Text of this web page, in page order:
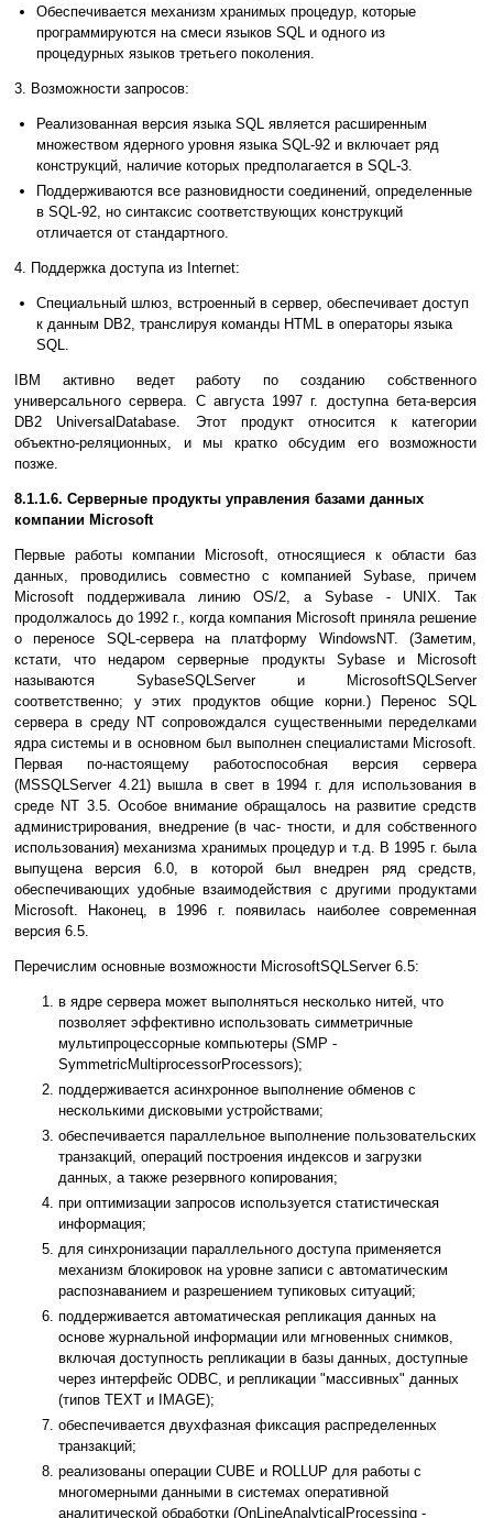
Обеспечивается механизм хранимых процедур, которые
программируются на смеси языков SQL и одного из
процедурных языков третьего поколения.
3. Возможности запросов:
Реализованная версия языка SQL является расширенным
множеством ядерного уровня языка SQL-92 и включает ряд
конструкций, наличие которых предполагается в SQL-3.
Поддерживаются все разновидности соединений, определенные
в SQL-92, но синтаксис соответствующих конструкций
отличается от стандартного.
4. Поддержка доступа из Internet:
Специальный шлюз, встроенный в сервер, обеспечивает доступ
к данным DB2, транслируя команды HTML в операторы языка
SQL.
IBM активно ведет работу по созданию собственного
универсального сервера. С августа 1997 г. доступна бета-версия
DB2 UniversalDatabase. Этот продукт относится к категории
объектно-реляционных, и мы кратко обсудим его возможности
позже.
8.1.1.6. Серверные продукты управления базами данных
компании Microsoft
Первые работы компании Microsoft, относящиеся к области баз
данных, проводились совместно с компанией Sybase, причем
Microsoft поддерживала линию OS/2, а Sybase - UNIX. Так
продолжалось до 1992 г., когда компания Microsoft приняла решение
о переносе SQL-сервера на платформу WindowsNT. (Заметим,
кстати, что недаром серверные продукты Sybase и Microsoft
называются SybaseSQLServer и MicrosoftSQLServer
соответственно; у этих продуктов общие корни.) Перенос SQL
сервера в среду NT сопровождался существенными переделками
ядра системы и в основном был выполнен специалистами Microsoft.
Первая по-настоящему работоспособная версия сервера
(MSSQLServer 4.21) вышла в свет в 1994 г. для использования в
среде NT 3.5. Особое внимание обращалось на развитие средств
администрирования, внедрение (в час- тности, и для собственного
использования) механизма хранимых процедур и т.д. В 1995 г. была
выпущена версия 6.0, в которой был внедрен ряд средств,
обеспечивающих удобные взаимодействия с другими продуктами
Microsoft. Наконец, в 1996 г. появилась наиболее современная
версия 6.5.
Перечислим основные возможности MicrosoftSQLServer 6.5:
в ядре сервера может выполняться несколько нитей, что
позволяет эффективно использовать симметричные
мультипроцессорные компьютеры (SMP -
SymmetricMultiprocessorProcessors);
поддерживается асинхронное выполнение обменов с
несколькими дисковыми устройствами;
обеспечивается параллельное выполнение пользовательских
транзакций, операций построения индексов и загрузки
данных, а также резервного копирования;
при оптимизации запросов используется статистическая
информация;
для синхронизации параллельного доступа применяется
механизм блокировок на уровне записи с автоматическим
распознаванием и разрешением тупиковых ситуаций;
поддерживается автоматическая репликация данных на
основе журнальной информации или мгновенных снимков,
включая доступность репликации в базы данных, доступные
через интерфейс ODBC, и репликации "массивных" данных
(типов TEXT и IMAGE);
обеспечивается двухфазная фиксация распределенных
транзакций;
реализованы операции CUBE и ROLLUP для работы с
многомерными данными в системах оперативной
аналитической обработки (OnLineAnalyticalProcessing -